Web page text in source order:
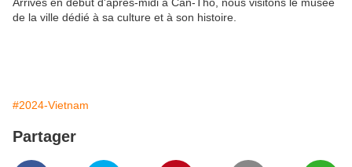
de la ville dédié à sa culture et à son histoire.
#2024-Vietnam
Partager